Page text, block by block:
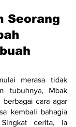
Seorang
merasa tidak
tubuhnya, Mbak
cara agar
kembali bahagia
cerita, Ia